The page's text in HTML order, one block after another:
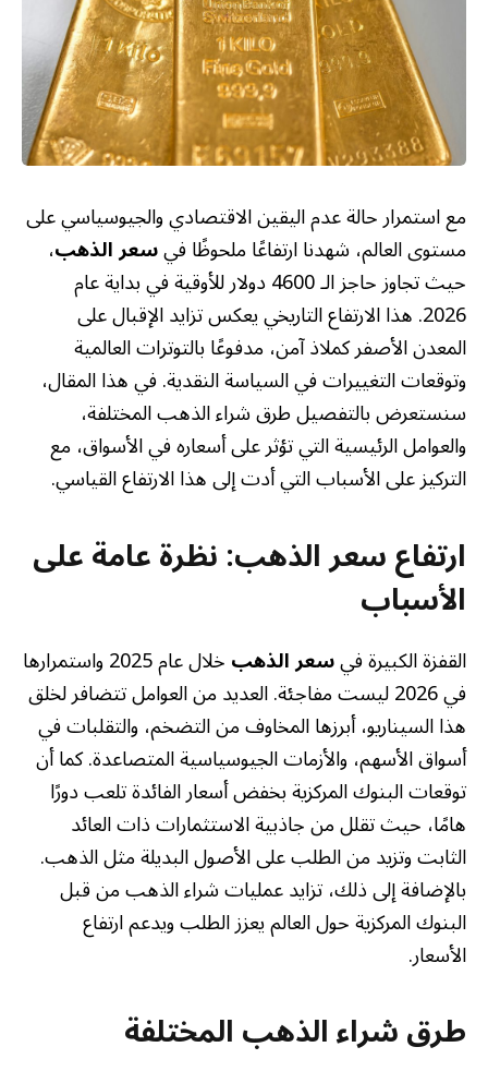
مع استمرار حالة عدم اليقين الاقتصادي والجيوسياسي على
مستوى العالم، شهدنا ارتفاعًا ملحوظًا فيسعر الذهب،
حيث تجاوز حاجز الـ 4600 دولار للأوقية في بداية عام
2026. هذا الارتفاع التاريخي يعكس تزايد الإقبال على
المعدن الأصفر كملاذ آمن، مدفوعًا بالتوترات العالمية
وتوقعات التغييرات في السياسة النقدية. في هذا المقال،
سنستعرض بالتفصيل طرق شراء الذهب المختلفة،
والعوامل الرئيسية التي تؤثر على أسعاره في الأسواق، مع
التركيز على الأسباب التي أدت إلى هذا الارتفاع القياسي.
ارتفاع سعر الذهب: نظرة عامة على
الأسباب
القفزة الكبيرة فيسعر الذهب خلال عام 2025 واستمرارها
في 2026 ليست مفاجئة. العديد من العوامل تتضافر لخلق
هذا السيناريو، أبرزها المخاوف من التضخم، والتقلبات في
أسواق الأسهم، والأزمات الجيوسياسية المتصاعدة. كما أن
توقعات البنوك المركزية بخفض أسعار الفائدة تلعب دورًا
هامًا، حيث تقلل من جاذبية الاستثمارات ذات العائد
الثابت وتزيد من الطلب على الأصول البديلة مثل الذهب.
بالإضافة إلى ذلك، تزايد عمليات شراء الذهب من قبل
البنوك المركزية حول العالم يعزز الطلب ويدعم ارتفاع
الأسعار.
طرق شراء الذهب المختلفة